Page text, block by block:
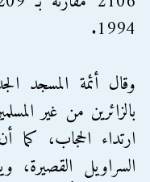
1994.
وقال أئمة المسجد
بالزائرين من غير
ارتداء الحجاب، كما
السراويل القصيرة،